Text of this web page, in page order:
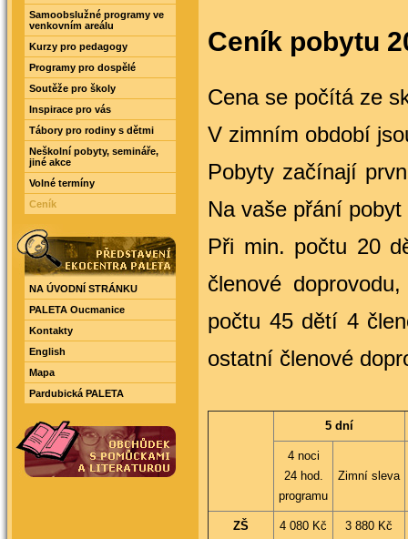
Samoobslužné programy ve
venkovním areálu
Kurzy pro pedagogy
Programy pro dospělé
Soutěže pro školy
Inspirace pro vás
Tábory pro rodiny s dětmi
Neškolní pobyty, semináře,
jiné akce
Volné termíny
Ceník
NA ÚVODNÍ STRÁNKU
PALETA Oucmanice
Kontakty
English
Mapa
Pardubická PALETA
Ceník pobytu
Cena se počítá ze
V zimním období
Pobyty začínají
Na vaše přání
Při min. počtu 20
členové
počtu 45 dětí 4
ostatní členové
5 dní
4 noci
24 hod.
programu
Zimní sleva
ZŠ 4 080 Kč 3 880 Kč